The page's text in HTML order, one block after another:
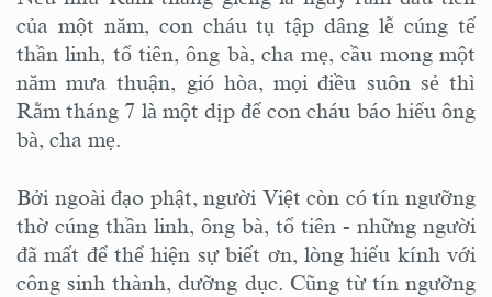
của một năm, con cháu tụ tập dâng lễ cúng tế
thần linh, tổ tiên, ông bà, cha mẹ, cầu mong một
năm mưa thuận, gió hòa, mọi điều suôn sẻ thì
Rằm tháng 7 là một dịp để con cháu báo hiếu ông
bà, cha mẹ.
Bởi ngoài đạo phật, người Việt còn có tín ngưỡng
thờ cúng thần linh, ông bà, tổ tiên - những người
đã mất để thể hiện sự biết ơn, lòng hiếu kính với
công sinh thành, dưỡng dục. Cũng từ tín ngưỡng